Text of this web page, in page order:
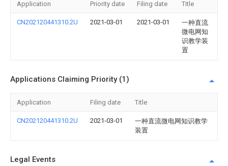
Application Priority date Filing date Title
CN202120441310.2U 2021-03-01 2021-03-01
一种直流
微电网知
识教学装
置
Applications Claiming Priority (1)
Application Filing date Title
CN202120441310.2U 2021-03-01
一种直流微电网知识教学
装置
Legal Events